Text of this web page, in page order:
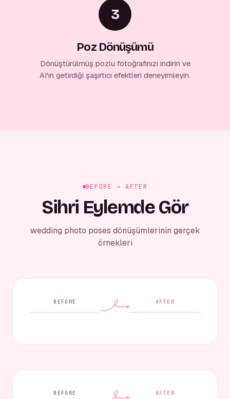
3
Poz Dönüşümü
Dönüştürülmüş pozlu fotoğrafınızı indirin ve
AI'ın getirdiği şaşırtıcı efektleri deneyimleyin.
BEFORE → AFTER
Sihri Eylemde Gör
wedding photo poses dönüşümlerinin gerçek
örnekleri
BEFORE AFTER
BEFORE AFTER